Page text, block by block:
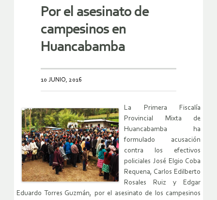
Por el asesinato de
campesinos en
Huancabamba
10 JUNIO, 2016
La Primera Fiscalía
Provincial Mixta de
Huancabamba ha
formulado acusación
contra los efectivos
policiales José Elgio Coba
Requena, Carlos Edilberto
Rosales Ruiz y Edgar
Eduardo Torres Guzmán, por el asesinato de los campesinos